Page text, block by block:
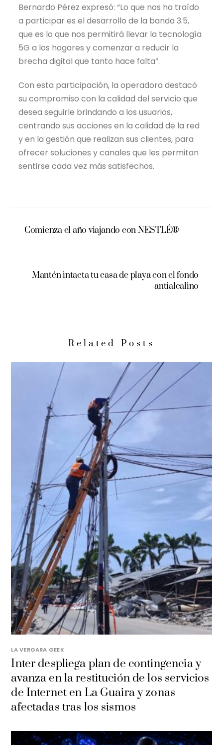
Bernardo Pérez expresó: “Lo que nos ha traído
a participar es el desarrollo de la banda 3.5,
que es lo que nos permitirá llevar la tecnología
5G a los hogares y comenzar a reducir la
brecha digital que tanto hace falta”.
Con esta participación, la operadora destacó
su compromiso con la calidad del servicio que
desea seguirle brindando a los usuarios,
centrando sus acciones en la calidad de la red
y en la gestión que realizan sus clientes, para
ofrecer soluciones y canales que les permitan
sentirse cada vez más satisfechos.
Comienza el año viajando con NESTLÉ®
Mantén intacta tu casa de playa con el fondo
antialcalino
Related Posts
LA VERGARA GEEK
Inter despliega plan de contingencia y
avanza en la restitución de los servicios
de Internet en La Guaira y zonas
afectadas tras los sismos